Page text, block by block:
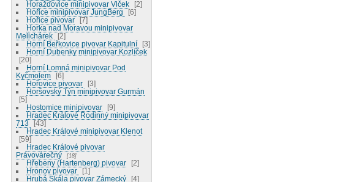
Horažďovice minipivovar Vlček
2
Hořice minipivovar JungBerg
6
Hořice pivovar
7
Horka nad Moravou minipivovar
Melichárek
2
Horní Beřkovice pivovar Kapitulní
3
Horní Dubenky minipivovar Kozlíček
20
Horní Lomná minipivovar Pod
Kyčmolem
6
Hořovice pivovar
3
Horšovský Týn minipivovar Gurmán
5
Hostomice minipivovar
9
Hradec Králové Rodinný minipivovar
713
43
Hradec Králové minipivovar Klenot
59
Hradec Králové pivovar
Právovárečný
18
Hřebeny (Hartenberg) pivovar
2
Hronov pivovar
1
Hrubá Skála pivovar Zámecký
4